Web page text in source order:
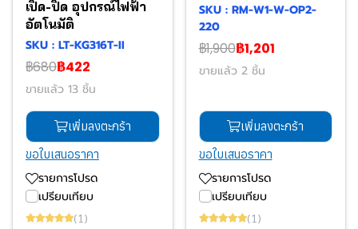
เปิด-ปิด อุปกรณ์ไฟฟ้า
อัตโนมัติ
SKU : LT-KG316T-II
฿680฿422
ขายแล้ว 13 ชิ้น
เพิ่มลงตะกร้า
ขอใบเสนอราคา
รายการโปรด
เปรียบเทียบ
(1)
SKU : RM-W1-W-OP2-
220
฿1,900฿1,201
ขายแล้ว 2 ชิ้น
เพิ่มลงตะกร้า
ขอใบเสนอราคา
รายการโปรด
เปรียบเทียบ
(1)